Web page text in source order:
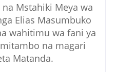
Mstahiki Meya wa
Elias Masumbuko
wahitimu wa fani ya
na magari
Matanda.